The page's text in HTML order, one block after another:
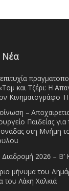
Νέα
«Τομ και Τζέρι: Η
Κινηματογράφο
–
Παιδείας
στη Μνήμη
Διαδρομή 2026 –
μήνυμα του
του Λάκη Χαλκιά